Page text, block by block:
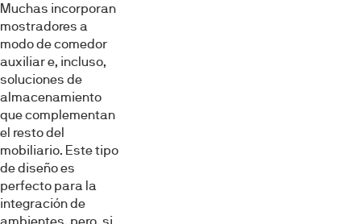
Muchas incorporan
mostradores a
modo de comedor
auxiliar e, incluso,
soluciones de
almacenamiento
que complementan
el resto del
mobiliario. Este tipo
de diseño es
perfecto para la
integración de